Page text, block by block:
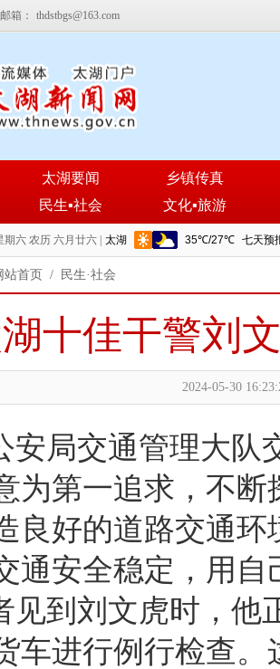
邮箱： thdstbgs@163.com
太湖要闻
乡镇传真
民生▪社会 文化▪旅游
六 农历 六月廿六 |
站首页 / 民生·社会
十佳干警刘
2024-05-30
安局交通管理大队
为第一追求，不
良好的道路交通
通安全稳定，用
见到刘文虎时，他
车进行例行检查